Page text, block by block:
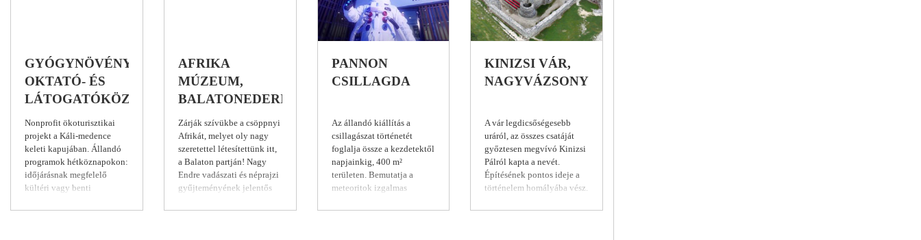
GYÓGYNÖVÉNYVÖLGY
OKTATÓ- ÉS
LÁTOGATÓKÖZPONT,
ZÁNKA
Nonprofit ökoturisztikai
projekt a Káli-medence
keleti kapujában. Állandó
programok hétköznapokon:
időjárásnak megfelelő
kültéri vagy benti
növénygondozás,
AFRIKA
MÚZEUM,
BALATONEDERICS
Zárják szívükbe a csöppnyi
Afrikát, melyet oly nagy
szeretettel létesítettünk itt,
a Balaton partján! Nagy
Endre vadászati és néprajzi
gyűjteményének jelentős
Balatonedericsre, családi
PANNON
CSILLAGDA
Az állandó kiállítás a
csillagászat történetét
foglalja össze a kezdetektől
napjainkig, 400 m²
területen. Bemutatja a
meteoritok izgalmas
navigáció és a távcsövek
KINIZSI VÁR,
NAGYVÁZSONY
A vár legdicsőségesebb
uráról, az összes csatáját
győztesen megvívó Kinizsi
Pálról kapta a nevét.
Építésének pontos ideje a
történelem homályába vész.
közepéről maradtak ránk.